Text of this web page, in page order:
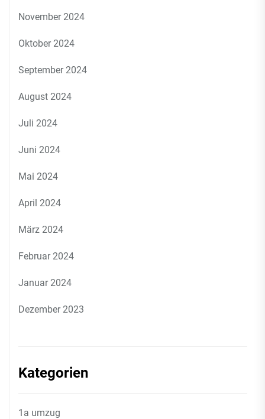
November 2024
Oktober 2024
September 2024
August 2024
Juli 2024
Juni 2024
Mai 2024
April 2024
März 2024
Februar 2024
Januar 2024
Dezember 2023
Kategorien
1a umzug